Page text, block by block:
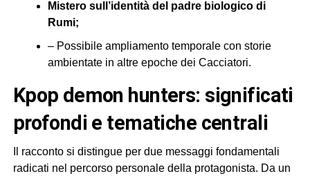
Mistero sull’identità del padre biologico di
Rumi;
– Possibile ampliamento temporale con storie
ambientate in altre epoche dei Cacciatori.
kpop demon hunters: significati
profondi e tematiche centrali
Il racconto si distingue per due messaggi fondamentali
radicati nel percorso personale della protagonista. Da un